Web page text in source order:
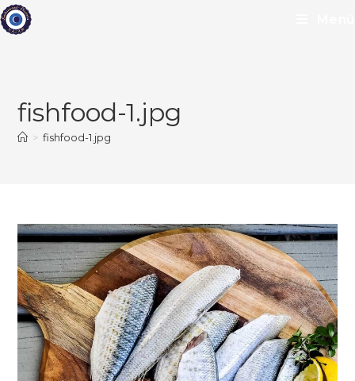
Zum
Inhalt
fishfood-1.jpg
> fishfood-1.jpg